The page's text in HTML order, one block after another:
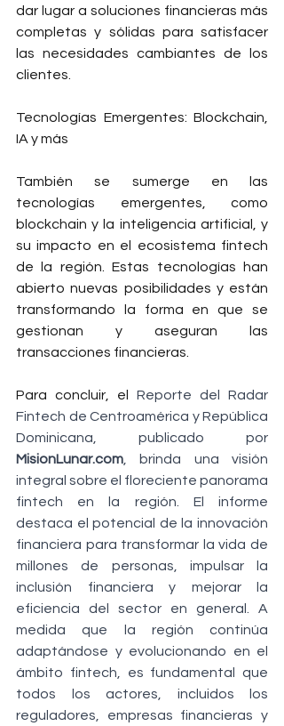
dar lugar a soluciones financieras más
completas y sólidas para satisfacer
las necesidades cambiantes de los
clientes.
Tecnologías Emergentes: Blockchain,
IA y más
También se sumerge en las
tecnologías emergentes, como
blockchain y la inteligencia artificial, y
su impacto en el ecosistema fintech
de la región. Estas tecnologías han
abierto nuevas posibilidades y están
transformando la forma en que se
gestionan y aseguran las
transacciones financieras.
Para concluir, el
Reporte del Radar
Fintech de Centroamérica y República
MisionLunar.com, brinda una visión
integral sobre el floreciente panorama
fintech en la región. El informe
destaca el potencial de la innovación
financiera para transformar la vida de
millones de personas, impulsar la
inclusión financiera y mejorar la
eficiencia del sector en general. A
medida que la región continúa
adaptándose y evolucionando en el
ámbito fintech, es fundamental que
todos los actores, incluidos los
reguladores, empresas financieras y